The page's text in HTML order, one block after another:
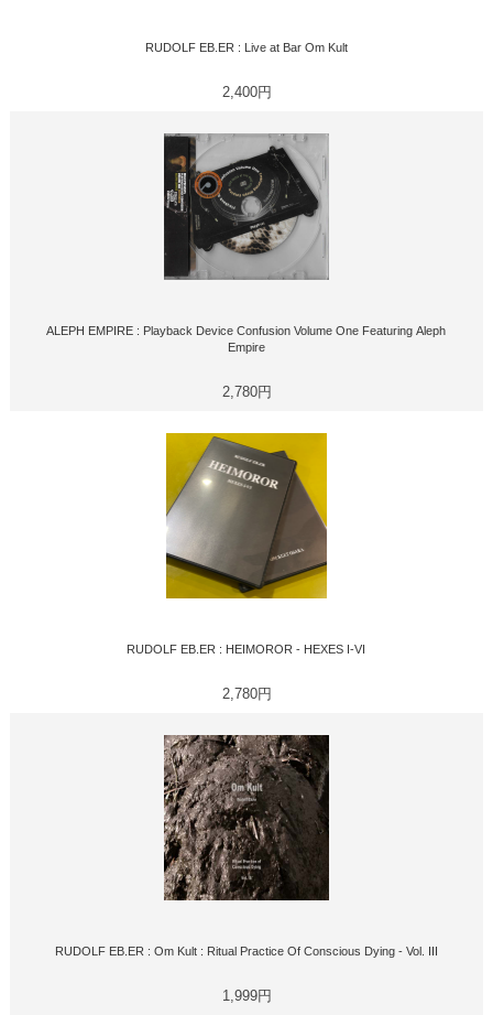
RUDOLF EB.ER : Live at Bar Om Kult
2,400円
ALEPH EMPIRE : Playback Device Confusion Volume One Featuring Aleph
Empire
2,780円
RUDOLF EB.ER : HEIMOROR - HEXES I-VI
2,780円
RUDOLF EB.ER : Om Kult : Ritual Practice Of Conscious Dying - Vol. III
1,999円